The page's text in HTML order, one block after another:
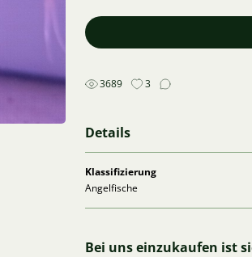
3689 3
Details
Klassifizierung
Angelfische
Bei uns einzukaufen ist